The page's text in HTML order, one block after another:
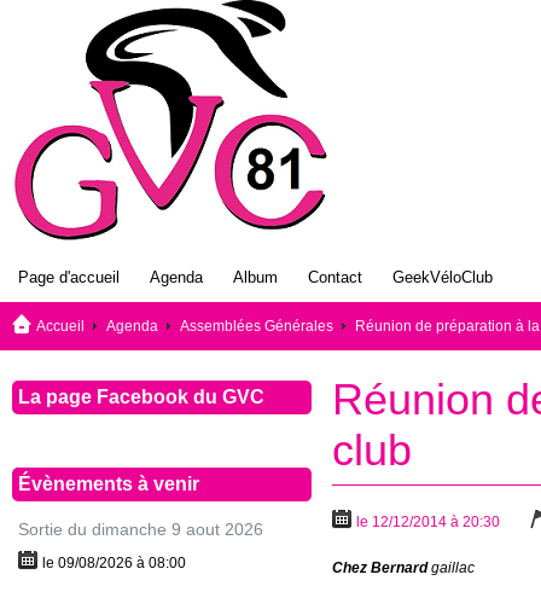
Page d'accueil Agenda Album Contact GeekVéloClub
Accueil Agenda Assemblées Générales Réunion de préparation à
Réunion
club
le 12/12/2014 à 20:30
Chez Bernardgaillac
La page Facebook du GVC
Évènements à venir
Sortie du dimanche 9 aout 2026
le 09/08/2026 à 08:00